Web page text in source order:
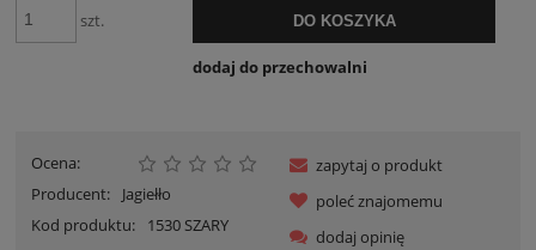
szt. DO KOSZYKA
dodaj do przechowalni
Ocena:
Producent:
Jagiełło
Kod produktu:
1530 SZARY
zapytaj o produkt
poleć znajomemu
dodaj opinię